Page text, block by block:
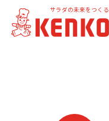
サラダの未来をつくる